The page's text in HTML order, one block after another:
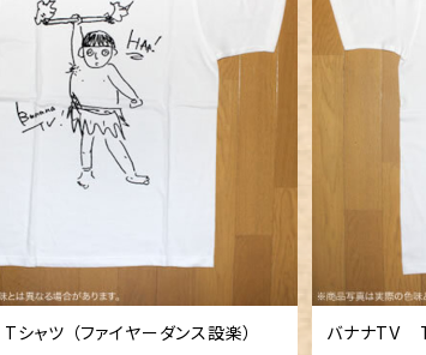
ャツ （ファイヤーダンス設楽） バナナTV T